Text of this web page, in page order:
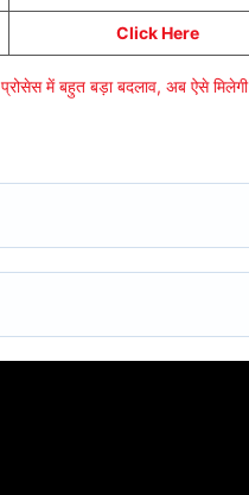
Click Here
में बहुत बड़ा बदलाव, अब ऐसे मिलेगी